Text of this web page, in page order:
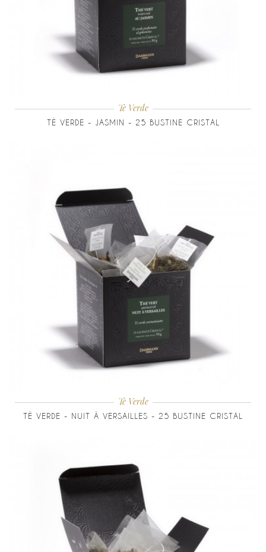
Tè Verde
TÈ VERDE - JASMIN - 25 BUSTINE CRISTAL
Tè Verde
TÈ VERDE - NUIT À VERSAILLES - 25 BUSTINE CRISTAL